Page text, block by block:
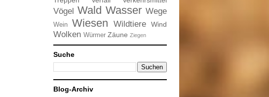
Vögel Wald Wasser Wege
Wein Wiesen Wildtiere Wind
Wolken Würmer Zäune Ziegen
Suche
Blog-Archiv